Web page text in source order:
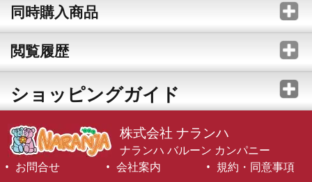
同時購入商品
閲覧履歴
ショッピングガイド
株式会社 ナランハ
ナランハ バルーン カンパニー
お問合せ
会社案内 規約・同意事項